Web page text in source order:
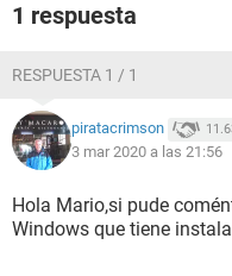
1 respuesta
RESPUESTA 1 / 1
piratacrimson
3 mar 2020 a las 21:56
Hola Mario,si pude
Windows que tiene